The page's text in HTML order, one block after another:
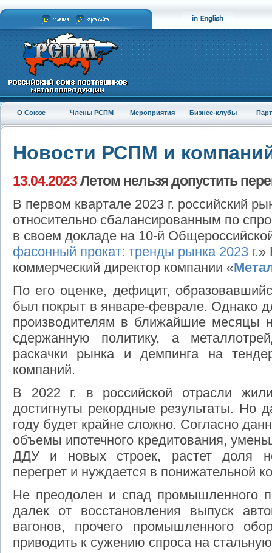
О Союзе Члены РСПМ Мероприятия Бизнес-клубы
Новости РСПМ и
13.04.2023Летом нельзя допустить
В первом квартале 2023 г. российский
относительно сбалансированным по
в своем докладе на 10-й
фасонный прокат: тренды рынка 2023 г.»
коммерческий директор компании «
По его оценке, дефицит,
был покрыт в январе-феврале. Однако
производителям в ближайшие месяцы
сдержанную политику, а
раскачки рынка и демпинга на
компаний.
В 2022 г. в российской отрасли
достигнуты рекордные результаты. Но
году будет крайне сложно. Согласно
объемы ипотечного кредитования,
ДДУ и новых строек, растет доля
перегрет и нуждается в понижательной
Не преодолен и спад промышленного
далек от восстановления выпуск
вагонов, прочего промышленного
приводить к сужению спроса на